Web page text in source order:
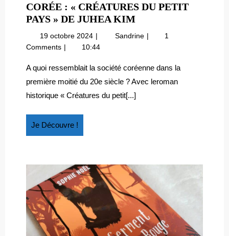
CORÉE : « CRÉATURES DU PETIT
PAYS » DE JUHEA KIMCORÉE
:
« CRÉATURES
PETIT
PAYS »
DE
19 octobre 2024 19
octobre
Sandrine Corée
du
petit
1
Comments
10:44
A quoi ressemblait la société coréenne dans la
première moitié du 20e siècle ? Avec leroman
historique « Créatures du petit[...]
Je Découvre !
Découvre